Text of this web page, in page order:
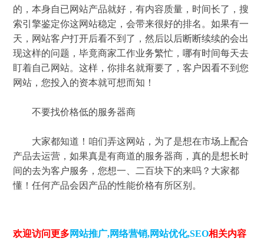
的，本身自已网站产品就好，有内容质量，时间长了，搜
索引擎鉴定你这网站稳定，会带来很好的排名。如果有一
天，网站客户打开后看不到了，然后以后断断续续的会出
现这样的问题，毕竟商家工作业务繁忙，哪有时间每天去
盯着自己网站。这样，你排名就甭要了，客户因看不到您
网站，您投入的资本就可想而知！
不要找价格低的服务器商
大家都知道！咱们弄这网站，为了是想在市场上配合
产品去运营，如果真是有商道的服务器商，真的是想长时
间的去为客户服务，您想一、二百块下的来吗？大家都
懂！任何产品会因产品的性能价格有所区别。
欢迎访问更多网站推广,网络营销,网站优化,SEO相关内容